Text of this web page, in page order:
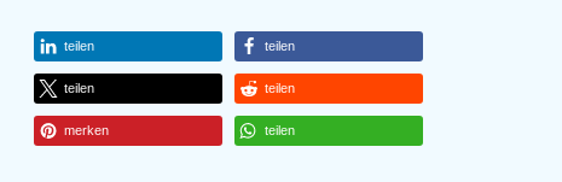
teilen teilen
teilen teilen
merken teilen